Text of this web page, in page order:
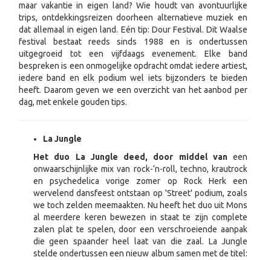
maar vakantie in eigen land? Wie houdt van avontuurlijke
trips, ontdekkingsreizen doorheen alternatieve muziek en
dat allemaal in eigen land. Eén tip: Dour Festival. Dit Waalse
festival bestaat reeds sinds 1988 en is ondertussen
uitgegroeid tot een vijfdaags evenement. Elke band
bespreken is een onmogelijke opdracht omdat iedere artiest,
iedere band en elk podium wel iets bijzonders te bieden
heeft. Daarom geven we een overzicht van het aanbod per
dag, met enkele gouden tips.
La Jungle
Het duo La Jungle deed, door middel van een
onwaarschijnlijke mix van rock-‘n-roll, techno, krautrock
en psychedelica vorige zomer op Rock Herk een
wervelend dansfeest ontstaan op 'Street' podium, zoals
we toch zelden meemaakten. Nu heeft het duo uit Mons
al meerdere keren bewezen in staat te zijn complete
zalen plat te spelen, door een verschroeiende aanpak
die geen spaander heel laat van die zaal. La Jungle
stelde ondertussen een nieuw album samen met de titel: